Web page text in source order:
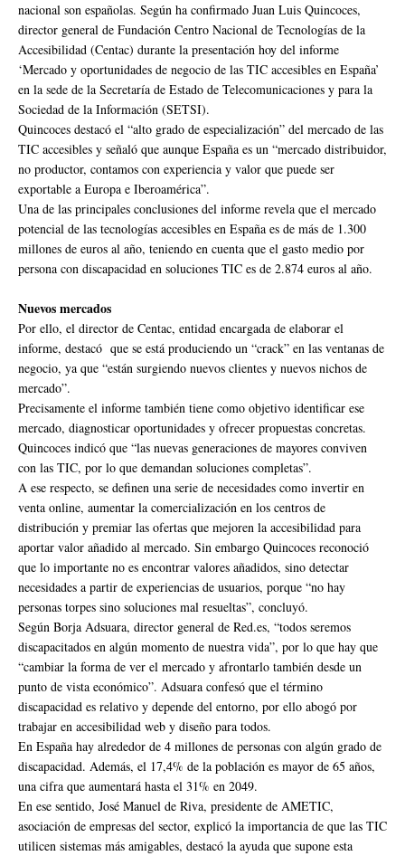
nacional son españolas. Según ha confirmado Juan Luis Quincoces,
director general de Fundación Centro Nacional de Tecnologías de la
Accesibilidad (Centac) durante la presentación hoy del informe
‘Mercado y oportunidades de negocio de las TIC accesibles en España’
en la sede de la Secretaría de Estado de Telecomunicaciones y para la
Sociedad de la Información (SETSI).
Quincoces destacó el “alto grado de especialización” del mercado de las
TIC accesibles y señaló que aunque España es un “mercado distribuidor,
no productor, contamos con experiencia y valor que puede ser
exportable a Europa e Iberoamérica”.
Una de las principales conclusiones del informe revela que el mercado
potencial de las tecnologías accesibles en España es de más de 1.300
millones de euros al año, teniendo en cuenta que el gasto medio por
persona con discapacidad en soluciones TIC es de 2.874 euros al año.
Nuevos mercados
Por ello, el director de Centac, entidad encargada de elaborar el
informe, destacó que se está produciendo un “crack” en las ventanas de
negocio, ya que “están surgiendo nuevos clientes y nuevos nichos de
mercado”.
Precisamente el informe también tiene como objetivo identificar ese
mercado, diagnosticar oportunidades y ofrecer propuestas concretas.
Quincoces indicó que “las nuevas generaciones de mayores conviven
con las TIC, por lo que demandan soluciones completas”.
A ese respecto, se definen una serie de necesidades como invertir en
venta online, aumentar la comercialización en los centros de
distribución y premiar las ofertas que mejoren la accesibilidad para
aportar valor añadido al mercado. Sin embargo Quincoces reconoció
que lo importante no es encontrar valores añadidos, sino detectar
necesidades a partir de experiencias de usuarios, porque “no hay
personas torpes sino soluciones mal resueltas”, concluyó.
Según Borja Adsuara, director general de Red.es, “todos seremos
discapacitados en algún momento de nuestra vida”, por lo que hay que
“cambiar la forma de ver el mercado y afrontarlo también desde un
punto de vista económico”. Adsuara confesó que el término
discapacidad es relativo y depende del entorno, por ello abogó por
trabajar en accesibilidad web y diseño para todos.
En España hay alrededor de 4 millones de personas con algún grado de
discapacidad. Además, el 17,4% de la población es mayor de 65 años,
una cifra que aumentará hasta el 31% en 2049.
En ese sentido, José Manuel de Riva, presidente de AMETIC,
asociación de empresas del sector, explicó la importancia de que las TIC
utilicen sistemas más amigables, destacó la ayuda que supone esta